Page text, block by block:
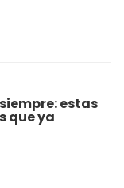
estas
que ya